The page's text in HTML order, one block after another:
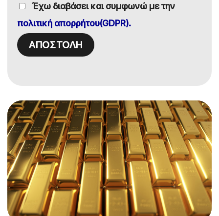
Έχω διαβάσει και συμφωνώ με την
πολιτική απορρήτου(GDPR).